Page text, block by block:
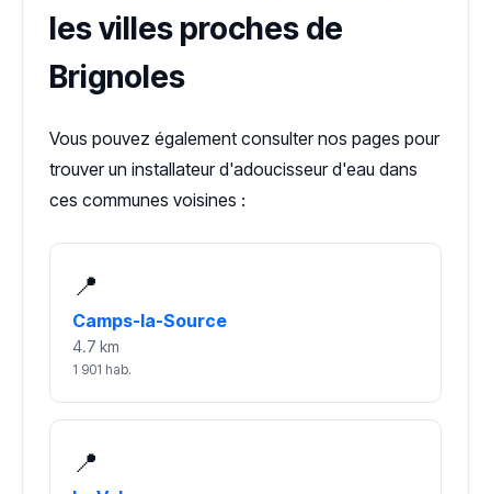
les villes proches de
Brignoles
Vous pouvez également consulter nos pages pour
trouver un installateur d'adoucisseur d'eau dans
ces communes voisines :
📍
Camps-la-Source
4.7 km
1 901 hab.
📍